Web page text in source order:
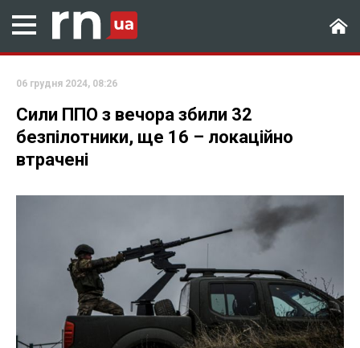
06 грудня 2024, 08:26
Сили ППО з вечора збили 32
безпілотники, ще 16 – локаційно
втрачені